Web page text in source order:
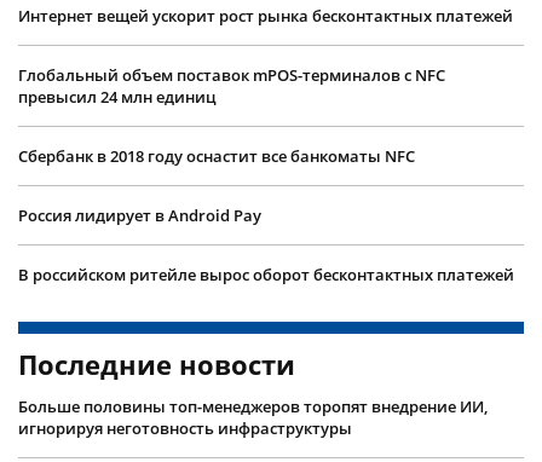
Интернет вещей ускорит рост рынка бесконтактных платежей
Глобальный объем поставок mPOS-терминалов с NFC
превысил 24 млн единиц
Сбербанк в 2018 году оснастит все банкоматы NFC
Россия лидирует в Android Pay
В российском ритейле вырос оборот бесконтактных платежей
Последние новости
Больше половины топ-менеджеров торопят внедрение ИИ,
игнорируя неготовность инфраструктуры